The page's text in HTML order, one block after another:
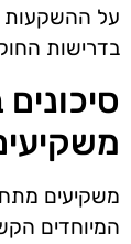
על ההשקעות
בדרישות
משקיעים
המיוחדים